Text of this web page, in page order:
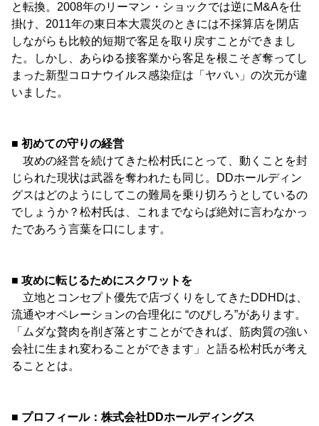
と転換。2008年のリーマン・ショックでは逆にM&Aを仕
掛け、2011年の東日本大震災のときには不採算店を閉店
しながらも比較的短期で客足を取り戻すことができまし
た。しかし、あらゆる接客業から客足を根こそぎ奪ってし
まった新型コロナウイルス感染症は「ヤバい」の次元が違
いました。
■ 初めての守りの経営
攻めの経営を続けてきた松村氏にとって、動くことを封
じられた現状は武器を奪われたも同じ。DDホールディン
グスはどのようにしてこの難局を乗り切ろうとしているの
でしょうか？松村氏は、これまでならば絶対に言わなかっ
たであろう言葉を口にします。
■ 攻めに転じるためにスクワットを
立地とコンセプト優先で店づくりをしてきたDDHDは、
流通やオペレーションの合理化に “のびしろ”があります。
「ムダな贅肉を削ぎ落とすことができれば、筋肉質の強い
会社に生まれ変わることができます」と語る松村氏が考え
ることとは。
■ プロフィール：株式会社DDホールディングス